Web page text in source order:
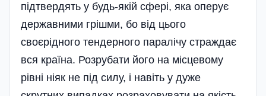
підтвердять у будь-якій сфері, яка оперує
державними грішми, бо від цього
своєрідного тендерного паралічу страждає
вся країна. Розрубати його на місцевому
рівні ніяк не під силу, і навіть у дуже